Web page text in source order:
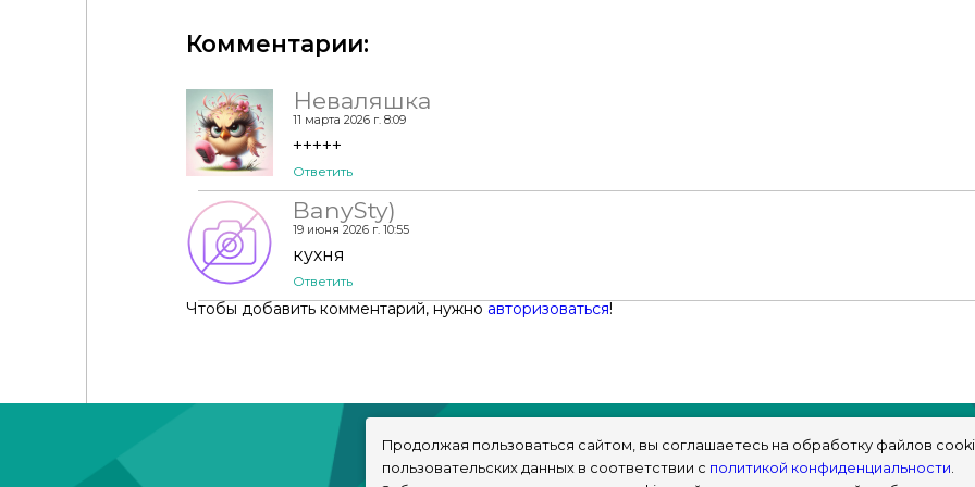
Холодильник - Annam Appliances - BI+CO
Комментарии:
Неваляшка
11 марта 2026 г. 8:09
+++++
Ответить
BanySty)
19 июня 2026 г. 10:55
кухня
Ответить
Чтобы добавить комментарий, нужно авторизоваться!
Продолжая пользоваться сайтом, вы соглашаетесь на обработку файлов
пользовательских данных в соответствии с политикой конфиденциальности.